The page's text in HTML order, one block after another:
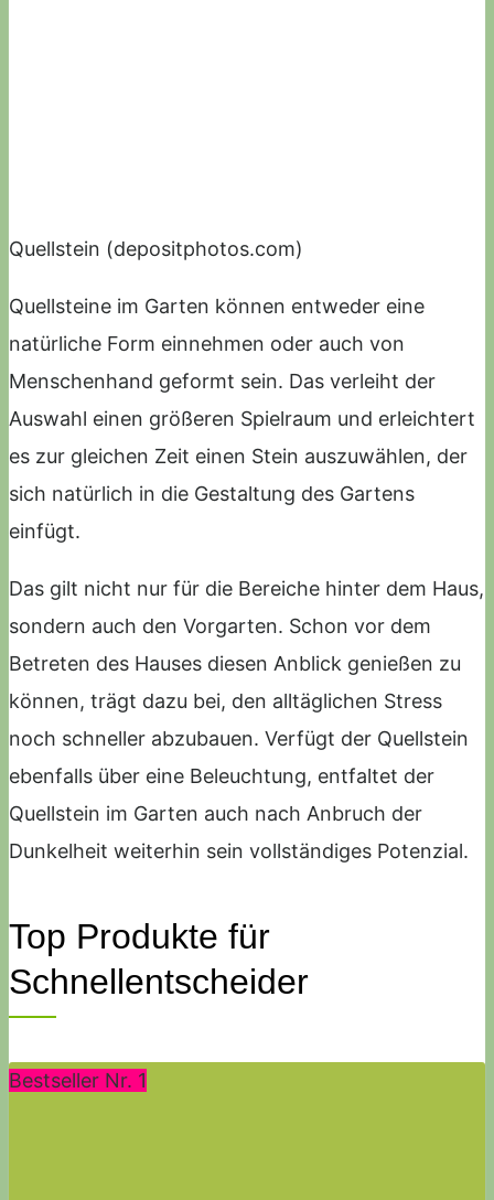
Quellstein (depositphotos.com)
Quellsteine im Garten können entweder eine
natürliche Form einnehmen oder auch von
Menschenhand geformt sein. Das verleiht der
Auswahl einen größeren Spielraum und erleichtert
es zur gleichen Zeit einen Stein auszuwählen, der
sich natürlich in die Gestaltung des Gartens
einfügt.
Das gilt nicht nur für die Bereiche hinter dem Haus,
sondern auch den Vorgarten. Schon vor dem
Betreten des Hauses diesen Anblick genießen zu
können, trägt dazu bei, den alltäglichen Stress
noch schneller abzubauen. Verfügt der Quellstein
ebenfalls über eine Beleuchtung, entfaltet der
Quellstein im Garten auch nach Anbruch der
Dunkelheit weiterhin sein vollständiges Potenzial.
Top Produkte für
Schnellentscheider
Bestseller Nr. 1